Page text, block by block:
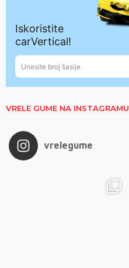
VRELE GUME NA INSTAGRAMU
vrelegume